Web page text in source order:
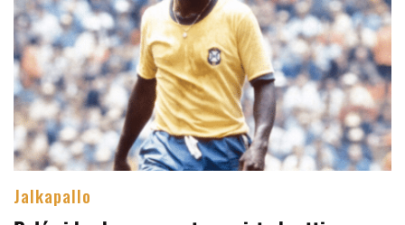
Jalkapallo